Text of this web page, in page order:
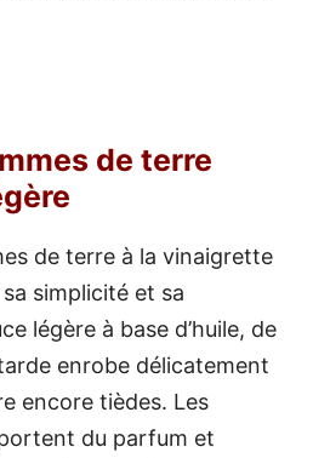
de terre
de terre à la vinaigrette
simplicité et sa
légère à base d’huile, de
enrobe délicatement
encore tièdes. Les
du parfum et